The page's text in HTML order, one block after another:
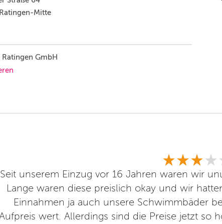
Mitte
GmbH
Seit unserem Einzug vor 16 Jahren waren wir
Lange waren diese preislich okay und wir
Einnahmen ja auch unsere Schwimmbäder
wert. Allerdings sind die Preise jetzt so